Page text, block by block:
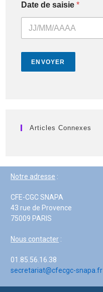
Date de saisie*
ENVOYER
Articles Connexes
Notre adresse :
CFE-CGC SNAPA
43 rue de Provence
75009 PARIS
Nous contacter :
01.85.56.16.38
secretariat@cfecgc-snapa.fr